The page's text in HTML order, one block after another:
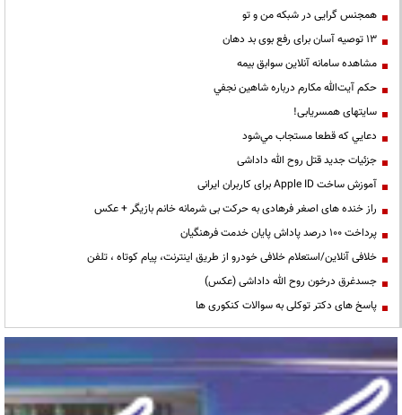
همجنس گرایی در شبکه من و تو
13 توصیه آسان برای رفع بوی بد دهان
مشاهده سامانه آنلاين سوابق بیمه
حكم آيت‌الله مكارم درباره شاهين نجفي
سایتهای همسریابی!
دعايي كه قطعا مستجاب مي‌شود
جزئیات جدید قتل روح الله داداشی
آموزش ساخت Apple ID برای کاربران ایرانی
راز خنده های اصغر فرهادی به حرکت بی شرمانه خانم بازیگر + عکس
پرداخت ۱۰۰ درصد پاداش پایان خدمت فرهنگیان
خلافی آنلاین/استعلام خلافی خودرو از طریق اینترنت، پیام کوتاه ، تلفن
جسدغرق درخون روح الله داداشی (عکس)
پاسخ های دکتر توکلی به سوالات کنکوری ها